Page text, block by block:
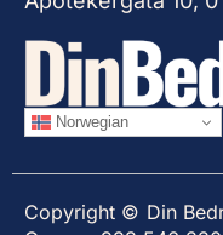
Norwegian
Copyright © Din